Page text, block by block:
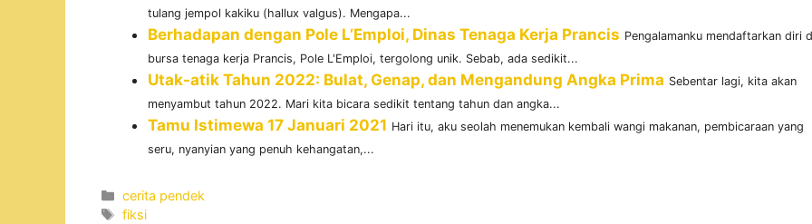
tulang jempol kakiku (hallux valgus). Mengapa...
Berhadapan dengan Pole L’Emploi, Dinas Tenaga Kerja Prancis Pengalamanku mendaftarkan diri
bursa tenaga kerja Prancis, Pole L'Emploi, tergolong unik. Sebab, ada sedikit...
Utak-atik Tahun 2022: Bulat, Genap, dan Mengandung Angka Prima Sebentar lagi, kita akan
menyambut tahun 2022. Mari kita bicara sedikit tentang tahun dan angka...
Tamu Istimewa 17 Januari 2021 Hari itu, aku seolah menemukan kembali wangi makanan, pembicaraan yang
seru, nyanyian yang penuh kehangatan,...
Categories
cerita pendek
Tags
fiksi